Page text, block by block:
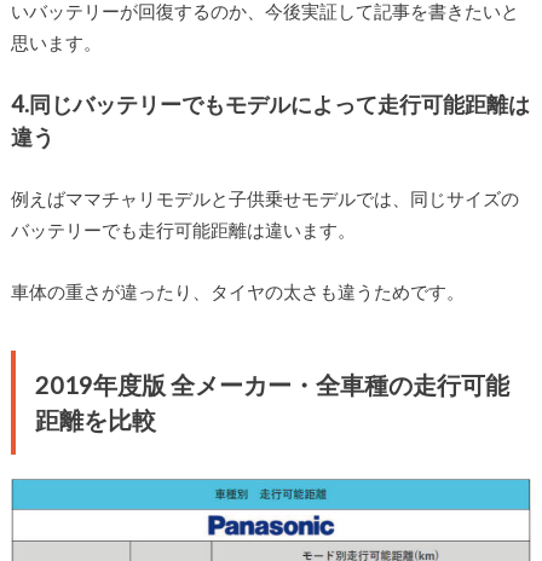
いバッテリーが回復するのか、今後実証して記事を書きたいと
思います。
4.同じバッテリーでもモデルによって走行可能距離は
違う
例えばママチャリモデルと子供乗せモデルでは、同じサイズの
バッテリーでも走行可能距離は違います。
車体の重さが違ったり、タイヤの太さも違うためです。
2019年度版 全メーカー・全車種の走行可能
距離を比較